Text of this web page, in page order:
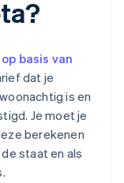
basis van
dat je
is en
Je moet je
berekenen
staat en als